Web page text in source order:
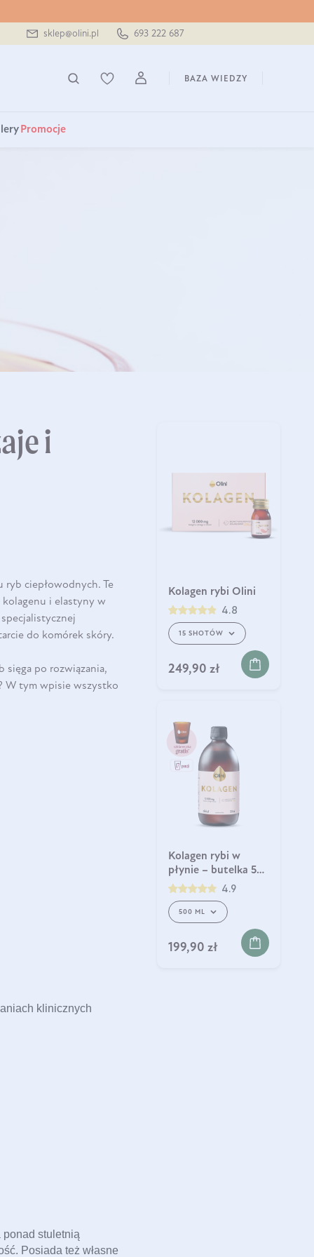
sklep@olini.pl 693 222 687
BAZA WIEDZY
Promocje
i
Kolagen rybi Olini
4.8
15 SHOTÓW
249,90 zł
Kolagen rybi w
płynie – butelka 500
ml
4.9
500 ML
199,90 zł
ciepłowodnych. Te
i elastyny w
do komórek skóry.
sięga po rozwiązania,
W tym wpisie wszystko
klinicznych
stuletnią
Posiada też własne